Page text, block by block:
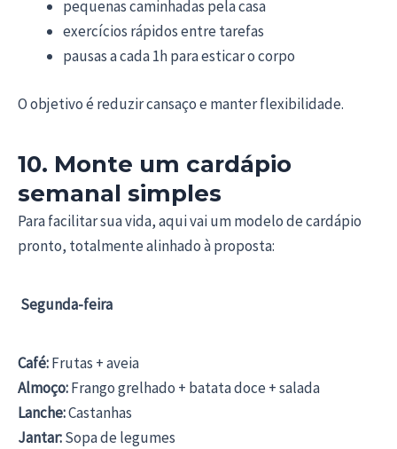
pequenas caminhadas pela casa
exercícios rápidos entre tarefas
pausas a cada 1h para esticar o corpo
O objetivo é reduzir cansaço e manter flexibilidade.
10. Monte um cardápio
semanal simples
Para facilitar sua vida, aqui vai um modelo de cardápio
pronto, totalmente alinhado à proposta:
Segunda-feira
Café:Frutas + aveia
Almoço:Frango grelhado + batata doce + salada
Lanche:Castanhas
Jantar:Sopa de legumes